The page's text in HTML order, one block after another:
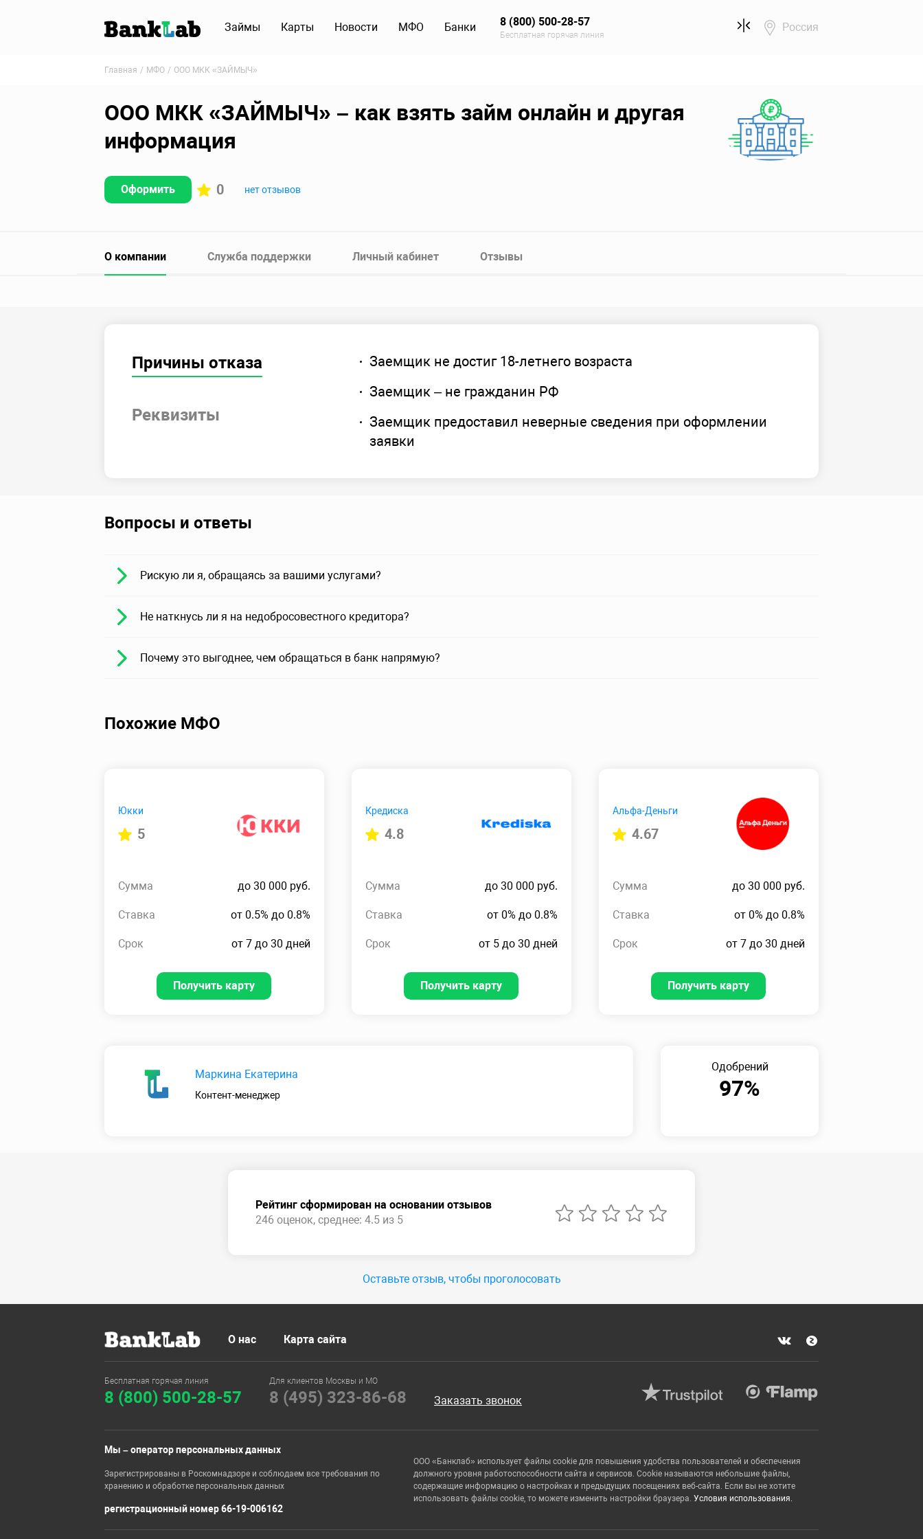
Займы Карты Новости МФО Банки 8 (800) 500-28-57
Бесплатная горячая линия
Россия
Главная МФО ООО МКК «ЗАЙМЫЧ»
ООО МКК «ЗАЙМЫЧ» – как взять займ онлайн и другая
информация
Оформить 0 нет отзывов
О компании Служба поддержки Личный кабинет Отзывы
Причины отказа
Реквизиты
Заемщик не достиг 18-летнего возраста
Заемщик – не гражданин РФ
Заемщик предоставил неверные сведения при оформлении
заявки
Вопросы и ответы
Рискую ли я, обращаясь за вашими услугами?
Не наткнусь ли я на недобросовестного кредитора?
Почему это выгоднее, чем обращаться в банк напрямую?
Похожие МФО
Юкки
5
Сумма до 30 000 руб.
Ставка от 0.5% до 0.8%
Срок от 7 до 30 дней
Получить карту
Кредиска
4.8
Сумма до 30 000 руб.
Ставка от 0% до 0.8%
Срок от 5 до 30 дней
Получить карту
Альфа-Деньги
4.67
Сумма до 30 000 руб.
Ставка от 0% до 0.8%
Срок от 7 до 30 дней
Получить карту
Маркина Екатерина
Контент-менеджер
Одобрений
97%
Рейтинг сформирован на основании отзывов
246 оценок, среднее: 4.5 из 5
Оставьте отзыв, чтобы проголосовать
О нас Карта сайта
Бесплатная горячая линия
8 (800) 500-28-57
Для клиентов Москвы и МО
8 (495) 323-86-68 Заказать звонок
Мы – оператор персональных данных
Зарегистрированы в Роскомнадзоре и соблюдаем все требования по
хранению и обработке персональных данных
регистрационный номер 66-19-006162
ООО «Банклаб» использует файлы cookie для повышения удобства пользователей и обеспечения
должного уровня работоспособности сайта и сервисов. Cookie называются небольшие файлы,
содержащие информацию о настройках и предыдущих посещениях веб-сайта. Если вы не хотите
использовать файлы cookie, то можете изменить настройки браузера. Условия использования.